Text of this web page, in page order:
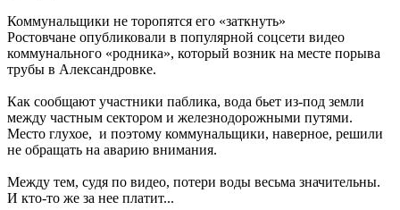
Коммунальщики не торопятся его «заткнуть»
Ростовчане опубликовали в популярной соцсети видео
коммунального «родника», который возник на месте порыва
трубы в Александровке.
Как сообщают участники паблика, вода бьет из-под земли
между частным сектором и железнодорожными путями.
Место глухое, и поэтому коммунальщики, наверное, решили
не обращать на аварию внимания.
Между тем, судя по видео, потери воды весьма значительны.
И кто-то же за нее платит...